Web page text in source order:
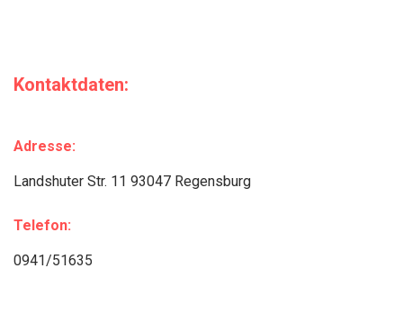
Kontaktdaten:
Adresse:
Landshuter Str. 11 93047 Regensburg
Telefon:
0941/51635